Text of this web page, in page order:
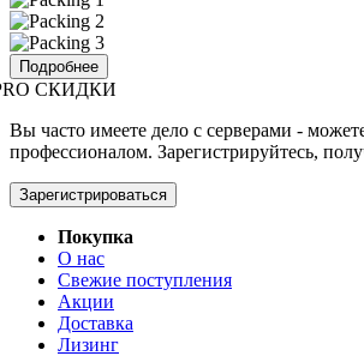
Подробнее
СКИДКИ
Вы часто имеете дело с серверами -
профессионалом. Зарегистрируйтесь,
Зарегистрироваться
Покупка
О нас
Свежие поступления
Акции
Доставка
Лизинг